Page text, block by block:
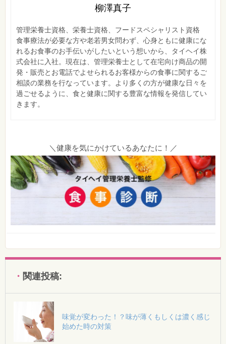
柳澤真子
管理栄養士資格、栄養士資格、フードスペシャリスト資格
食事療法が必要な方や老若男女問わず、心身ともに健康にな
れるお食事のお手伝いがしたいという想いから、タイヘイ株
式会社に入社。現在は、管理栄養士として在宅向け商品の開
発・販売とお電話でよせられるお客様からの食事に関するご
相談の業務を行なっています。より多くの方が健康な日々を
過ごせるように、食と健康に関する豊富な情報を発信してい
きます。
＼健康を気にかけているあなたに！／
関連投稿:
味覚が変わった！？味が薄くもしくは濃く感じ
始めた時の対策